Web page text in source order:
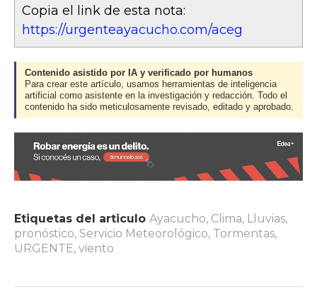
Copia el link de esta nota:
https://urgenteayacucho.com/aceg
Contenido asistido por IA y verificado por humanos
Para crear este artículo, usamos herramientas de inteligencia
artificial como asistente en la investigación y redacción. Todo el
contenido ha sido meticulosamente revisado, editado y aprobado.
Etiquetas del articulo Ayacucho, Clima, Lluvias,
pronóstico, Servicio Meteorológico, Tormentas,
URGENTE, viento